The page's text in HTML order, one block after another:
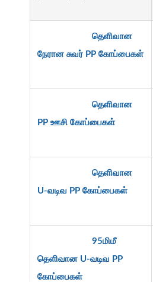
தெளிவான
நேரான சுவர் PP கோப்பைகள்
தெளிவான
PP ஊசி கோப்பைகள்
தெளிவான
U-வடிவ PP கோப்பைகள்
95மிமீ
தெளிவான U-வடிவ PP
கோப்பைகள்